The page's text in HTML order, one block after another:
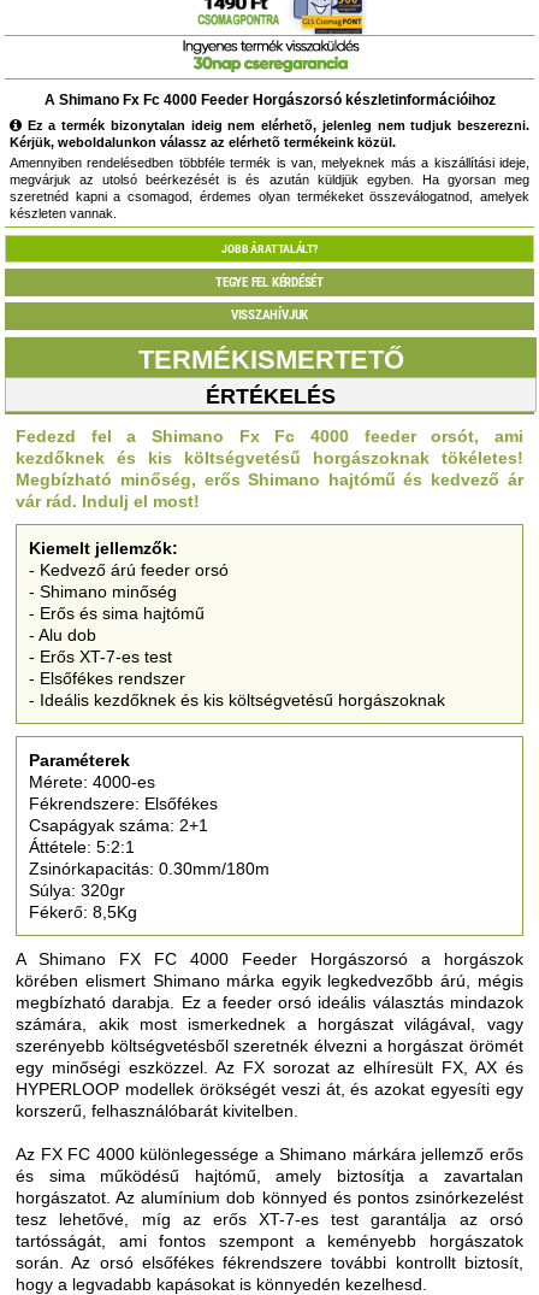
A Shimano Fx Fc 4000 Feeder Horgászorsó készletinformációihoz
Ez a termék bizonytalan ideig nem elérhetõ, jelenleg nem tudjuk beszerezni.
Kérjük, weboldalunkon válassz az elérhetõ termékeink közül.
Amennyiben rendelésedben többféle termék is van, melyeknek más a kiszállítási ideje,
megvárjuk az utolsó beérkezését is és azután küldjük egyben. Ha gyorsan meg
szeretnéd kapni a csomagod, érdemes olyan termékeket összeválogatnod, amelyek
készleten vannak.
JOBB ÁRAT TALÁLT?
TEGYE FEL KÉRDÉSÉT
VISSZAHÍVJUK
TERMÉKISMERTETŐ
ÉRTÉKELÉS
Fedezd fel a Shimano Fx Fc 4000 feeder orsót, ami
kezdőknek és kis költségvetésű horgászoknak tökéletes!
Megbízható minőség, erős Shimano hajtómű és kedvező ár
vár rád. Indulj el most!
Kiemelt jellemzők:
- Kedvező árú feeder orsó
- Shimano minőség
- Erős és sima hajtómű
- Alu dob
- Erős XT-7-es test
- Elsőfékes rendszer
- Ideális kezdőknek és kis költségvetésű horgászoknak
Paraméterek
Mérete: 4000-es
Fékrendszere: Elsőfékes
Csapágyak száma: 2+1
Áttétele: 5:2:1
Zsinórkapacitás: 0.30mm/180m
Súlya: 320gr
Fékerő: 8,5Kg
A Shimano FX FC 4000 Feeder Horgászorsó a horgászok
körében elismert Shimano márka egyik legkedvezőbb árú, mégis
megbízható darabja. Ez a feeder orsó ideális választás mindazok
számára, akik most ismerkednek a horgászat világával, vagy
szerényebb költségvetésből szeretnék élvezni a horgászat örömét
egy minőségi eszközzel. Az FX sorozat az elhíresült FX, AX és
HYPERLOOP modellek örökségét veszi át, és azokat egyesíti egy
korszerű, felhasználóbarát kivitelben.
Az FX FC 4000 különlegessége a Shimano márkára jellemző erős
és sima működésű hajtómű, amely biztosítja a zavartalan
horgászatot. Az alumínium dob könnyed és pontos zsinórkezelést
tesz lehetővé, míg az erős XT-7-es test garantálja az orsó
tartósságát, ami fontos szempont a keményebb horgászatok
során. Az orsó elsőfékes fékrendszere további kontrollt biztosít,
hogy a legvadabb kapásokat is könnyedén kezelhesd.